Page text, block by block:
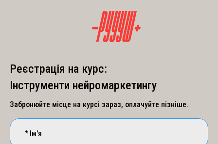
Реєстрація на курс:
Інструменти нейромаркетингу
Забронюйте місце на курсі зараз, оплачуйте пізніше.